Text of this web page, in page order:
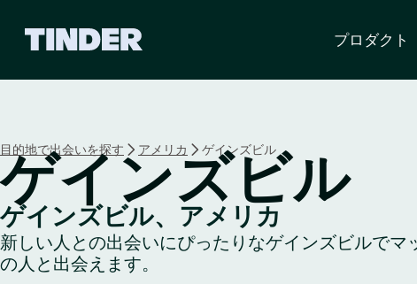
ホ
ム
ー
ジ
プロダクト
目的地で出会いを探す アメリカ ゲインズビル
ゲインズビル
ゲインズビル、アメリカ
新しい人との出会いにぴったりなゲインズビルで
の人と出会えます。